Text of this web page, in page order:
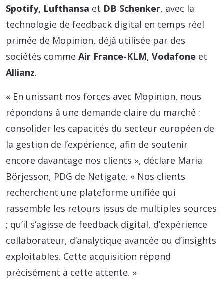
Spotify, Lufthansa et DB Schenker, avec la
technologie de feedback digital en temps réel
primée de Mopinion, déjà utilisée par des
sociétés comme Air France-KLM, Vodafone et
Allianz.
« En unissant nos forces avec Mopinion, nous
répondons à une demande claire du marché :
consolider les capacités du secteur européen de
la gestion de l’expérience, afin de soutenir
encore davantage nos clients », déclare Maria
Börjesson, PDG de Netigate. « Nos clients
recherchent une plateforme unifiée qui
rassemble les retours issus de multiples sources
; qu’il s’agisse de feedback digital, d’expérience
collaborateur, d’analytique avancée ou d’insights
exploitables. Cette acquisition répond
précisément à cette attente. »